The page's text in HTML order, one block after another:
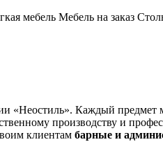
мебель Мебель на заказ
«Неостиль». Каждый
производству и
клиентам барные и